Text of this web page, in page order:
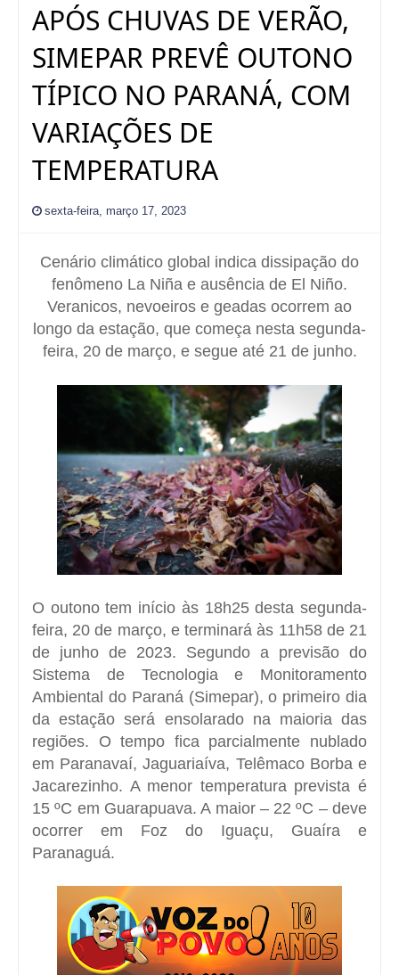
APÓS CHUVAS DE VERÃO,
SIMEPAR PREVÊ OUTONO
TÍPICO NO PARANÁ, COM
VARIAÇÕES DE
TEMPERATURA
sexta-feira, março 17, 2023
Cenário climático global indica dissipação do
fenômeno La Niña e ausência de El Niño.
Veranicos, nevoeiros e geadas ocorrem ao
longo da estação, que começa nesta segunda-
feira, 20 de março, e segue até 21 de junho.
O outono tem início às 18h25 desta segunda-
feira, 20 de março, e terminará às 11h58 de 21
de junho de 2023. Segundo a previsão do
Sistema de Tecnologia e Monitoramento
Ambiental do Paraná (Simepar), o primeiro dia
da estação será ensolarado na maioria das
regiões. O tempo fica parcialmente nublado
em Paranavaí, Jaguariaíva, Telêmaco Borba e
Jacarezinho. A menor temperatura prevista é
15 ºC em Guarapuava. A maior – 22 ºC – deve
ocorrer em Foz do Iguaçu, Guaíra e
Paranaguá.